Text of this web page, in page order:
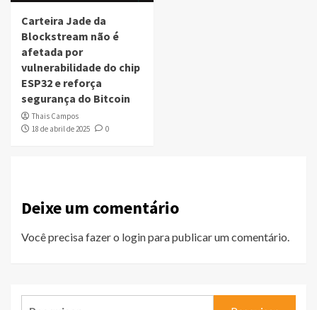
Carteira Jade da
Blockstream não é
afetada por
vulnerabilidade do chip
ESP32 e reforça
segurança do Bitcoin
Thais Campos
18 de abril de 2025
0
Deixe um comentário
Você precisa fazer o loginpara publicar um comentário.